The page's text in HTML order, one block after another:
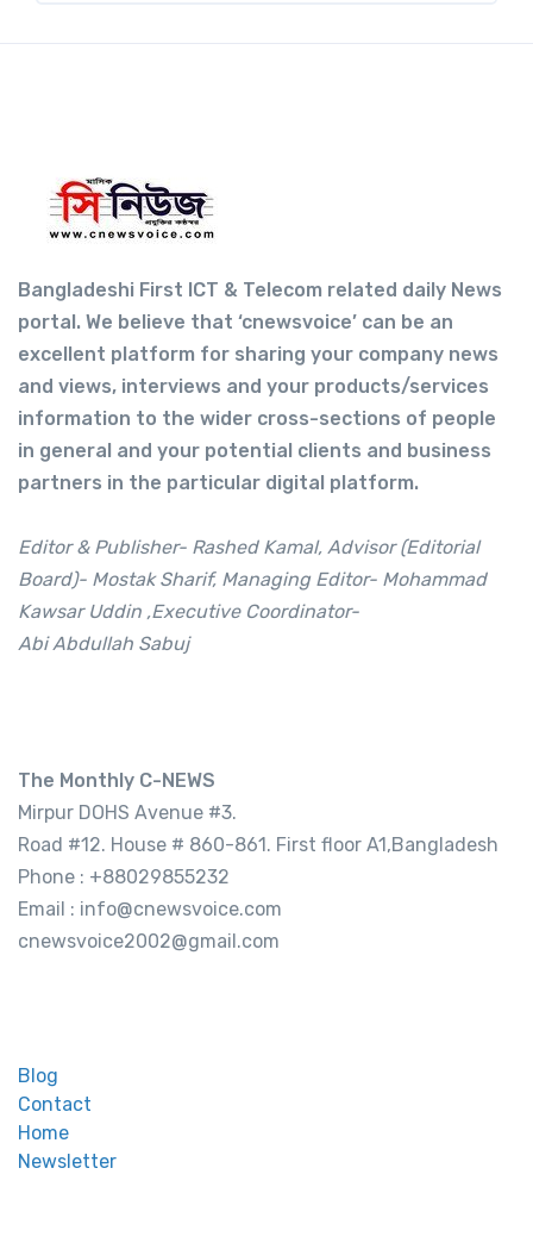
Bangladeshi First ICT & Telecom related daily News
portal. We believe that ‘cnewsvoice’ can be an
excellent platform for sharing your company news
and views, interviews and your products/services
information to the wider cross-sections of people
in general and your potential clients and business
partners in the particular digital platform.
Editor & Publisher- Rashed Kamal, Advisor (Editorial
Board)- Mostak Sharif, Managing Editor- Mohammad
Kawsar Uddin ,Executive Coordinator-
Abi Abdullah Sabuj
The Monthly C-NEWS
Mirpur DOHS Avenue #3.
Road #12. House # 860-861. First floor A1,Bangladesh
Phone : +88029855232
Email : info@cnewsvoice.com
cnewsvoice2002@gmail.com
Blog
Contact
Home
Newsletter